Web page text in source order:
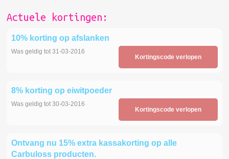
Actuele kortingen:
10% korting op afslanken
Kortingscode verlopen
Was geldig tot 31-03-2016
8% korting op eiwitpoeder
Kortingscode verlopen
Was geldig tot 30-03-2016
Ontvang nu 15% extra kassakorting op alle
Carbuloss producten.